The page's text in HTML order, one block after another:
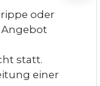
oder
statt.
einer